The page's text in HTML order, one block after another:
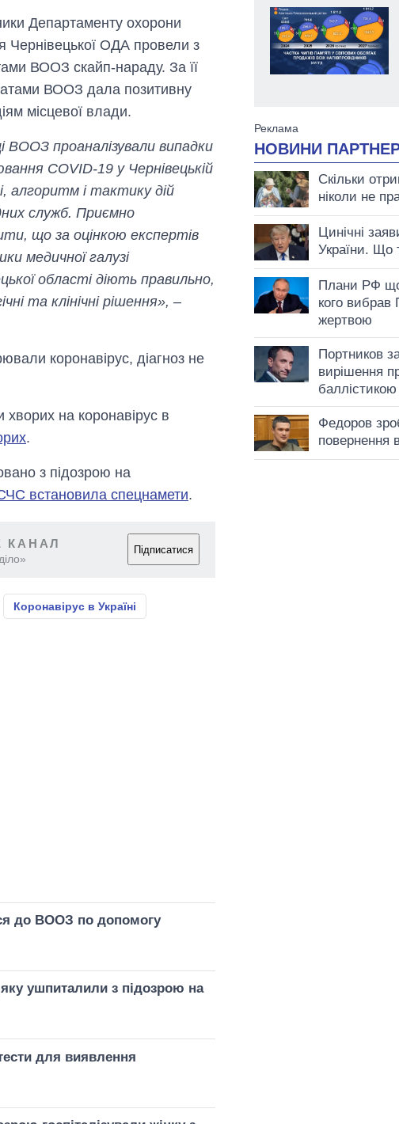
Департаменту охорони
Чернівецької ОДА провели з
ВООЗ скайп-нараду. За її
ВООЗ дала позитивну
місцевої влади.
ВООЗ проаналізували випадки
COVID-19 у Чернівецькій
алгоритм і тактику дій
служб. Приємно
що за оцінкою експертів
медичної галузі
області діють правильно,
та клінічні рішення», –
коронавірус, діагноз не
хворих на коронавірус в
.
з підозрою на
встановила спецнамети.
КАНАЛ Підписатися
Коронавірус в Україні
до ВООЗ по допомогу
ушпиталили з підозрою на
для виявлення
вирощували в
Україні до і під час
великої війни